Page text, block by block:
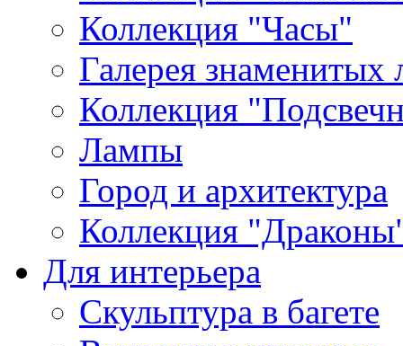
Коллекция "Часы"
Галерея знаменитых
Коллекция
Лампы
Город и архитектура
Коллекция
Для интерьера
Скульптура в багете